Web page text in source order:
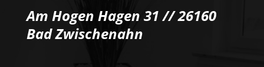
Am Hogen Hagen 31 // 26160
Bad Zwischenahn